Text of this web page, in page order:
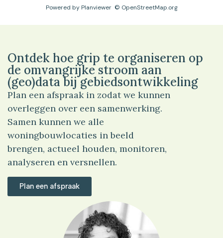
Powered by Planviewer© OpenStreetMap.org
Ontdek hoe grip te organiseren op
de omvangrijke stroom aan
(geo)data bij gebiedsontwikkeling
Plan een afspraak in zodat we kunnen
overleggen over een samenwerking.
Samen kunnen we alle
woningbouwlocaties in beeld
brengen, actueel houden, monitoren,
analyseren en versnellen.
Plan een afspraak